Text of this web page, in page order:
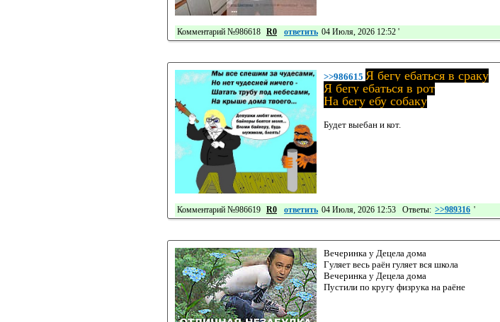
Комментарий №986618 R0 ответить 04 Июля, 2026 12:52 '
>>986615 Я бегу ебаться в сраку
Я бегу ебаться в рот
На бегу ебу собаку
Будет выебан и кот.
Комментарий №986619 R0 ответить 04 Июля, 2026 12:53 Ответы: >>989316 '
Вечеринка у Децела дома
Гуляет весь раён гуляет вся школа
Вечеринка у Децела дома
Пустили по кругу физрука на раёне